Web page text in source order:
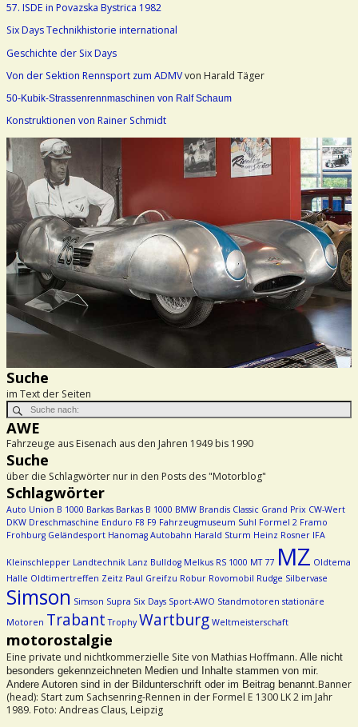
57. ISDE in Povazska Bystrica 1982
Six Days Technikhistorie international
Geschichte der Six Days
Von der Sektion Rennsport zum ADMVvon Harald Täger
50-Kubik-Strassenrennmaschinen von Ralf Schaum
Konstruktionen von Rainer Schmidt
Suche
im Text der Seiten
AWE
Fahrzeuge aus Eisenach aus den Jahren 1949 bis 1990
Suche
über die Schlagwörter nur in den Posts des "Motorblog"
Schlagwörter
Auto Union B 1000 Barkas Barkas B 1000 BMW Brandis Classic Grand Prix CW-Wert
DKW Dreschmaschine Enduro F8 F9 Fahrzeugmuseum Suhl Formel 2 Framo
Frohburg Geländesport Hanomag Autobahn Harald Sturm Heinz Rosner IFA
Kleinschlepper Landtechnik Lanz Bulldog Melkus RS 1000 MT 77 MZ Oldtema
Halle Oldtimertreffen Zeitz Paul Greifzu Robur Rovomobil Rudge Silbervase
Simson Simson Supra Six Days Sport-AWO Standmotoren stationäre
Motoren Trabant Trophy Wartburg Weltmeisterschaft
motorostalgie
Eine private und nichtkommerzielle Site von Mathias Hoffmann. Alle nicht
besonders gekennzeichneten Medien und Inhalte stammen von mir.
Andere Autoren sind in der Bildunterschrift oder im Beitrag benannt. Banner
(head): Start zum Sachsenring-Rennen in der Formel E 1300 LK 2 im Jahr
1989. Foto: Andreas Claus, Leipzig